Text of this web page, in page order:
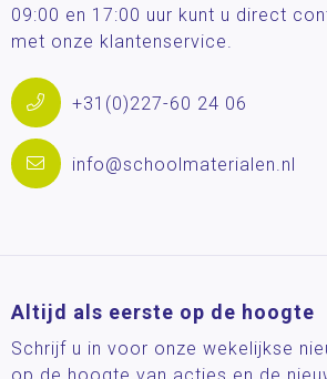
09:00 en 17:00 uur kunt u direct
met onze klantenservice.
+31(0)227-60 24 06
info@schoolmaterialen.nl
Altijd als eerste op de hoogte
Schrijf u in voor onze wekelijkse